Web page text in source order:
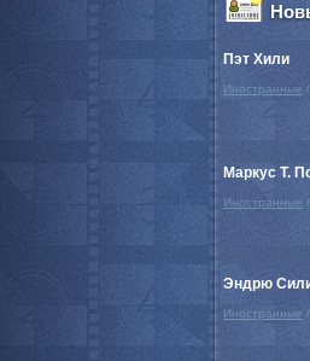
Пэт Хили
Иностранные /
Маркус Т.
Иностранные /
Эндрю
Иностранные /